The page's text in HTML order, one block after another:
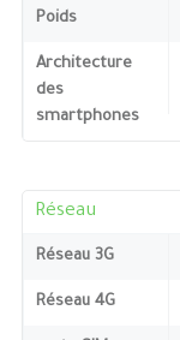
Poids
Architecture
des
smartphones
Réseau
Réseau 3G
Réseau 4G